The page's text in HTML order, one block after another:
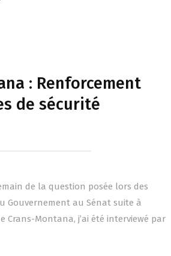
: Renforcement
de sécurité
de la question posée lors des
Gouvernement au Sénat suite à
Crans-Montana, j’ai été interviewé par